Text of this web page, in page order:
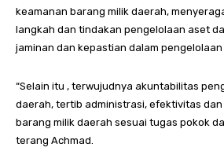
keamanan barang milik daerah,
langkah dan tindakan pengelolaan aset
jaminan dan kepastian dalam pengelolaan
“Selain itu , terwujudnya akuntabilitas
daerah, tertib administrasi, efektivitas
barang milik daerah sesuai tugas pokok
terang Achmad.